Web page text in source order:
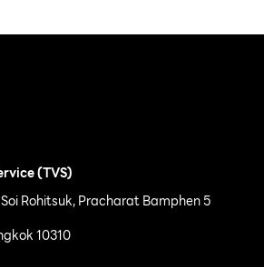
(TVS)
Rohitsuk, Pracharat Bamphen 5
10310